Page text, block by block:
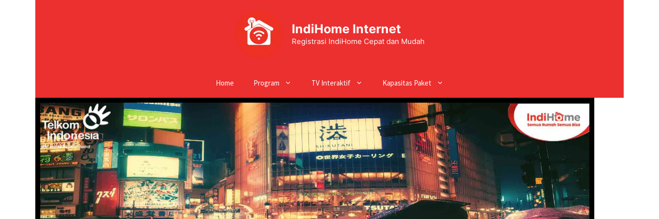
IndiHome Internet
Registrasi IndiHome Cepat dan Mudah
Home Program TV Interaktif Kapasitas Paket